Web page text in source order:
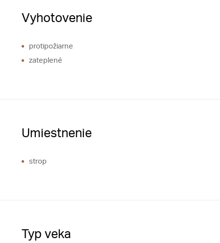
Vyhotovenie
protipožiarne
zateplené
Umiestnenie
strop
Typ veka